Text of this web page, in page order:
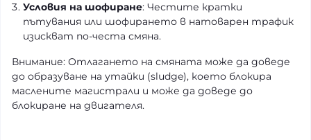
Условия на шофиране: Честите кратки
пътувания или шофирането в натоварен трафик
изискват по-честа смяна.
Внимание: Отлагането на смяната може да доведе
до образуване на утайки (sludge), което блокира
маслените магистрали и може да доведе до
блокиране на двигателя.